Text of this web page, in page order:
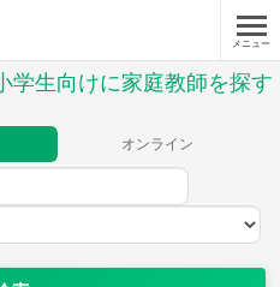
メニュー
学生向けに家庭教師を探す
オンライン